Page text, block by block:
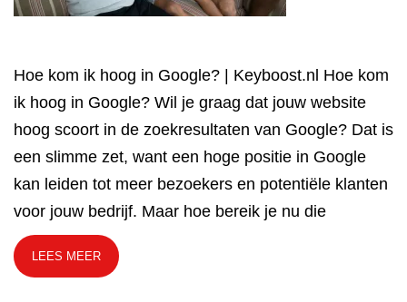
Hoe kom ik hoog in Google? | Keyboost.nl Hoe kom
ik hoog in Google? Wil je graag dat jouw website
hoog scoort in de zoekresultaten van Google? Dat is
een slimme zet, want een hoge positie in Google
kan leiden tot meer bezoekers en potentiële klanten
voor jouw bedrijf. Maar hoe bereik je nu die
LEES MEER